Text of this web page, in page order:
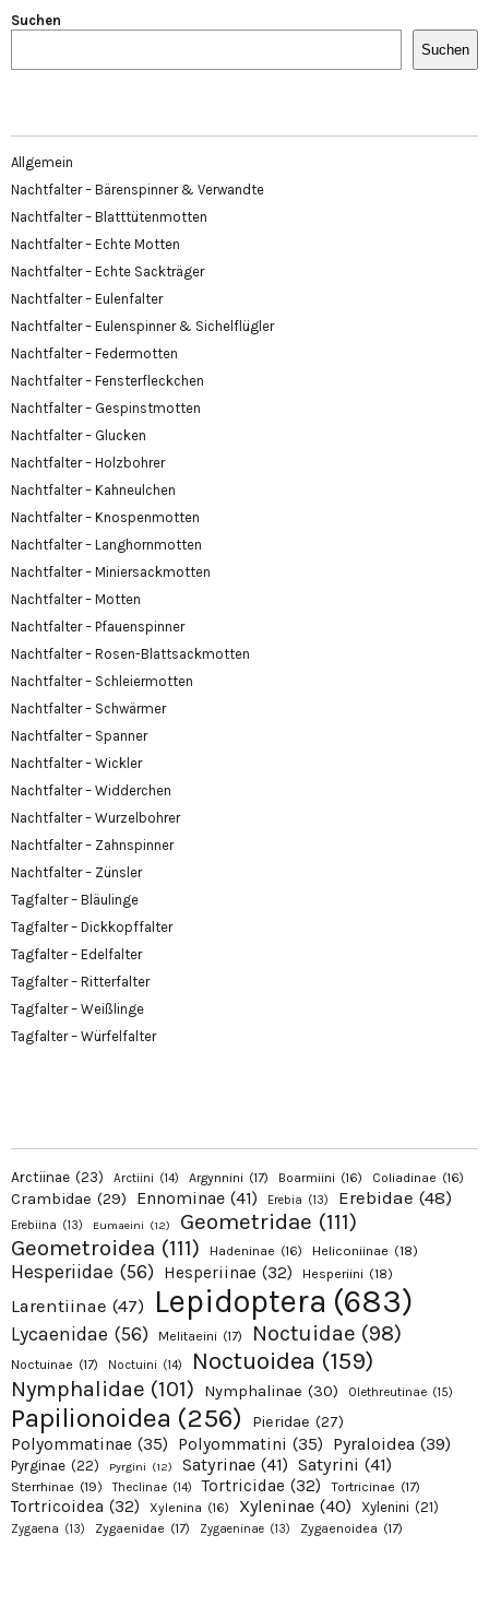
Suchen
Suchen
Allgemein
Nachtfalter – Bärenspinner & Verwandte
Nachtfalter – Blatttütenmotten
Nachtfalter – Echte Motten
Nachtfalter – Echte Sackträger
Nachtfalter – Eulenfalter
Nachtfalter – Eulenspinner & Sichelflügler
Nachtfalter – Federmotten
Nachtfalter – Fensterfleckchen
Nachtfalter – Gespinstmotten
Nachtfalter – Glucken
Nachtfalter – Holzbohrer
Nachtfalter – Kahneulchen
Nachtfalter – Knospenmotten
Nachtfalter – Langhornmotten
Nachtfalter – Miniersackmotten
Nachtfalter – Motten
Nachtfalter – Pfauenspinner
Nachtfalter – Rosen-Blattsackmotten
Nachtfalter – Schleiermotten
Nachtfalter – Schwärmer
Nachtfalter – Spanner
Nachtfalter – Wickler
Nachtfalter – Widderchen
Nachtfalter – Wurzelbohrer
Nachtfalter – Zahnspinner
Nachtfalter – Zünsler
Tagfalter – Bläulinge
Tagfalter – Dickkopffalter
Tagfalter – Edelfalter
Tagfalter – Ritterfalter
Tagfalter – Weißlinge
Tagfalter – Würfelfalter
Arctiinae (23) Arctiini (14) Argynnini (17) Boarmiini (16) Coliadinae (16)
Crambidae (29) Ennominae (41) Erebia (13) Erebidae (48)
Erebiina (13) Eumaeini (12) Geometridae (111)
Geometroidea (111) Hadeninae (16) Heliconiinae (18)
Hesperiidae (56) Hesperiinae (32) Hesperiini (18)
Larentiinae (47) Lepidoptera (683)
Lycaenidae (56) Melitaeini (17) Noctuidae (98)
Noctuinae (17) Noctuini (14) Noctuoidea (159)
Nymphalidae (101) Nymphalinae (30) Olethreutinae (15)
Papilionoidea (256) Pieridae (27)
Polyommatinae (35) Polyommatini (35) Pyraloidea (39)
Pyrginae (22) Pyrgini (12) Satyrinae (41) Satyrini (41)
Sterrhinae (19) Theclinae (14) Tortricidae (32) Tortricinae (17)
Tortricoidea (32) Xylenina (16) Xyleninae (40) Xylenini (21)
Zygaena (13) Zygaenidae (17) Zygaeninae (13) Zygaenoidea (17)